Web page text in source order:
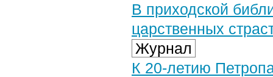
В приходской
царственных
Журнал
К 20-летию